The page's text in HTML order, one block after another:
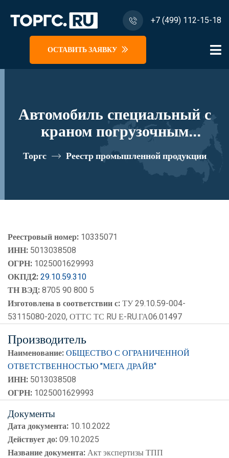
+7 (499) 112-15-18
ОСТАВИТЬ ЗАЯВКУ
Автомобиль специальный с
краном погрузочным
гидравлическим типа КМА на
базе КАМАЗ 43118 и его
реестровый номер 10335071
Торгс Реестр промышленной продукции
Реестровый номер: 10335071
ИНН: 5013038508
ОГРН: 1025001629993
ОКПД2:29.10.59.310
ТН ВЭД:8705 90 800 5
Изготовлена в соответствии с:ТУ 29.10.59-004-
53115080-2020, ОТТС ТС RU Е-RU.ГА06.01497
Производитель
Наименование:ОБЩЕСТВО С ОГРАНИЧЕННОЙ
ОТВЕТСТВЕННОСТЬЮ "МЕГА ДРАЙВ"
ИНН: 5013038508
ОГРН: 1025001629993
Документы
Дата документа: 10.10.2022
Действует до:09.10.2025
Название документа:Акт экспертизы ТПП